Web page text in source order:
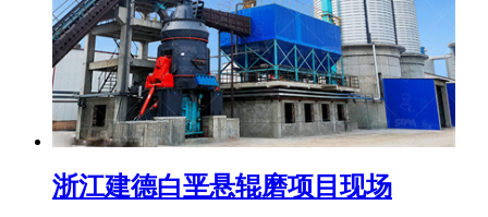
浙江建德白垩悬辊磨项目现场